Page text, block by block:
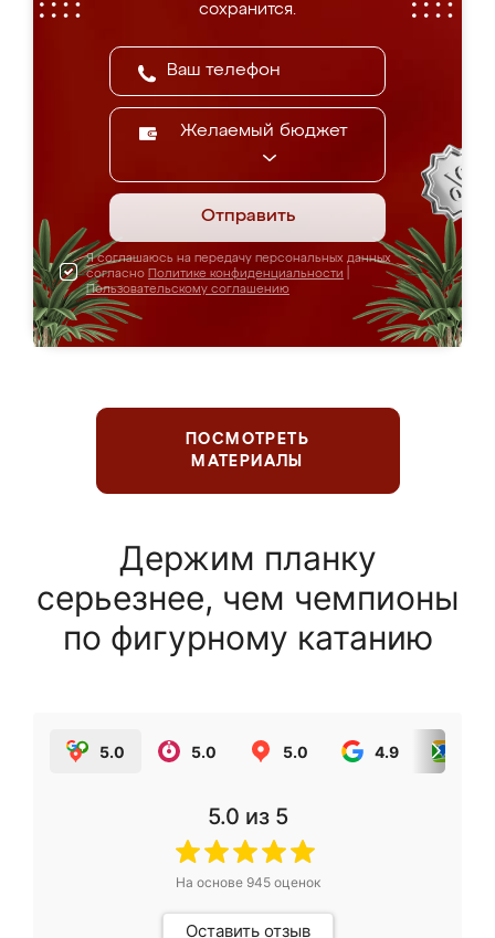
сохранится.
Желаемый бюджет
Отправить
Я соглашаюсь на передачу персональных данных
согласно Политике конфиденциальности
Пользовательскому соглашению
ПОСМОТРЕТЬ
МАТЕРИАЛЫ
Держим планку
серьезнее, чем чемпионы
по фигурному катанию
5.0 5.0 5.0 4.9
5.0 из 5
На основе 945оценок
Оставить отзыв